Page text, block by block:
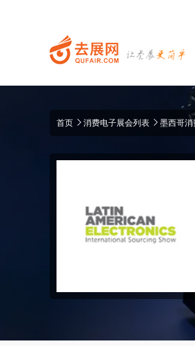
首页 消费电子展会列表 墨西哥消